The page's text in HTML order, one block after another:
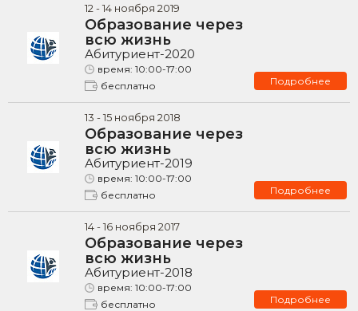
12 -14ноября 2019
Образование через
всю жизнь
Абитуриент-2020
время: 10:00-17:00
бесплатно
Подробнее
13 -15ноября 2018
Образование через
всю жизнь
Абитуриент-2019
время: 10:00-17:00
бесплатно
Подробнее
14-16ноября 2017
Образование через
всю жизнь
Абитуриент-2018
время: 10:00-17:00
бесплатно
Подробнее